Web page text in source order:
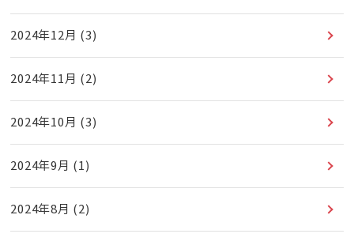
2024年12月 (3)
2024年11月 (2)
2024年10月 (3)
2024年9月 (1)
2024年8月 (2)